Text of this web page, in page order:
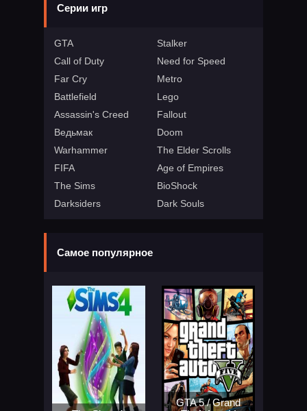
Серии игр
GTA
Stalker
Call of Duty
Need for Speed
Far Cry
Metro
Battlefield
Lego
Assassin's Creed
Fallout
Ведьмак
Doom
Warhammer
The Elder Scrolls
FIFA
Age of Empires
The Sims
BioShock
Darksiders
Dark Souls
Самое популярное
GTA 5 / Grand